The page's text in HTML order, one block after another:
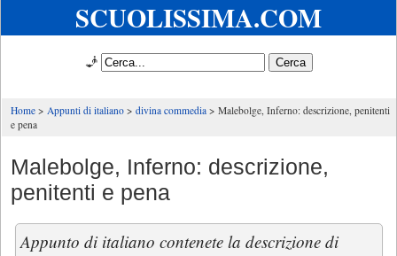
SCUOLISSIMA.COM
🧞
Home Appunti di italiano divina commedia
Malebolge, Inferno: descrizione, penitenti
e pena
Malebolge, Inferno: descrizione,
penitenti e pena
Appunto di italiano contenete la descrizione di